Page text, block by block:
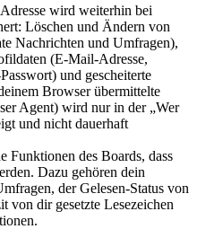
wird weiterhin bei
Löschen und Ändern von
Nachrichten und Umfragen),
(E-Mail-Adresse,
und gescheiterte
Browser übermittelte
Agent) wird nur in der „Wer
und nicht dauerhaft
Funktionen des Boards, dass
Dazu gehören dein
der Gelesen-Status von
von dir gesetzte Lesezeichen